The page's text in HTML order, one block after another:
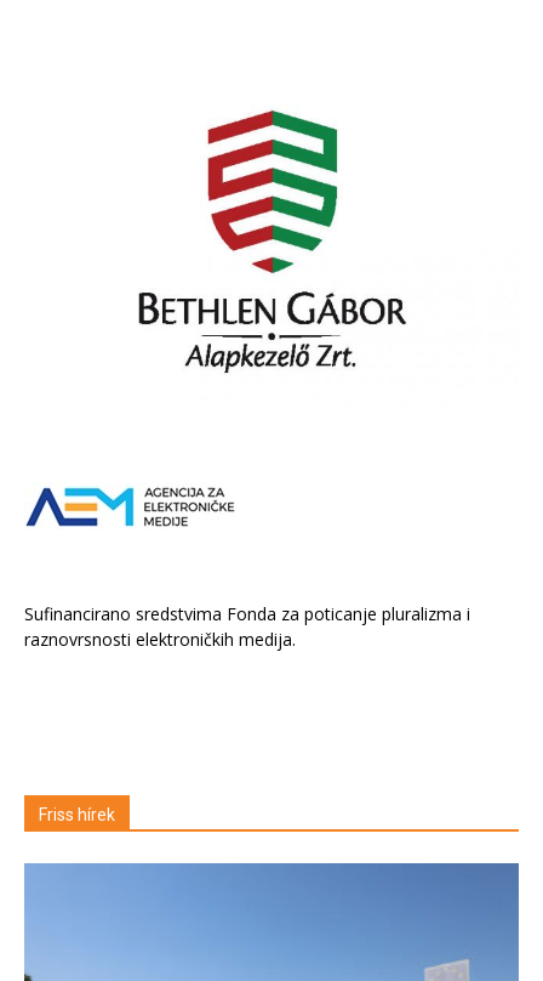
Sufinancirano sredstvima Fonda za poticanje pluralizma i
raznovrsnosti elektroničkih medija.
Friss hírek